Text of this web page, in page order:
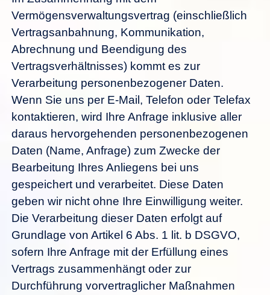
Vermögensverwaltungsvertrag (einschließlich
Vertragsanbahnung, Kommunikation,
Abrechnung und Beendigung des
Vertragsverhältnisses) kommt es zur
Verarbeitung personenbezogener Daten.
Wenn Sie uns per E-Mail, Telefon oder Telefax
kontaktieren, wird Ihre Anfrage inklusive aller
daraus hervorgehenden personenbezogenen
Daten (Name, Anfrage) zum Zwecke der
Bearbeitung Ihres Anliegens bei uns
gespeichert und verarbeitet. Diese Daten
geben wir nicht ohne Ihre Einwilligung weiter.
Die Verarbeitung dieser Daten erfolgt auf
Grundlage von Artikel 6 Abs. 1 lit. b DSGVO,
sofern Ihre Anfrage mit der Erfüllung eines
Vertrags zusammenhängt oder zur
Durchführung vorvertraglicher Maßnahmen